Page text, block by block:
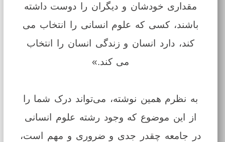
مقداری خودشان و دیگران را دوست داشته
باشند، کسی که علوم انسانی را انتخاب می
کند، دارد انسان و زندگی انسان را انتخاب
می کند.»
به نظرم همین نوشته، می‌تواند درک شما را
از این موضوع که وجود رشته‌ علوم انسانی
در جامعه چقدر جدی و ضروری و مهم است،